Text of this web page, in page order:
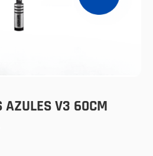
AZULES V3 60CM